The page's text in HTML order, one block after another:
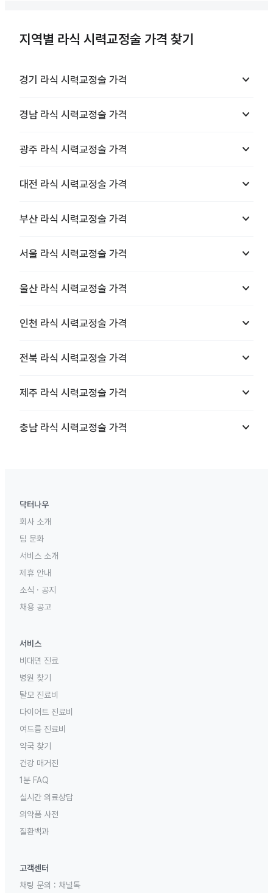
지역별 라식 시력교정술 가격 찾기
경기 라식 시력교정술 가격 keyboard_arrow_down
경남 라식 시력교정술 가격 keyboard_arrow_down
광주 라식 시력교정술 가격 keyboard_arrow_down
대전 라식 시력교정술 가격 keyboard_arrow_down
부산 라식 시력교정술 가격 keyboard_arrow_down
서울 라식 시력교정술 가격 keyboard_arrow_down
울산 라식 시력교정술 가격 keyboard_arrow_down
인천 라식 시력교정술 가격 keyboard_arrow_down
전북 라식 시력교정술 가격 keyboard_arrow_down
제주 라식 시력교정술 가격 keyboard_arrow_down
충남 라식 시력교정술 가격 keyboard_arrow_down
닥터나우
회사 소개
팀 문화
서비스 소개
제휴 안내
소식 · 공지
채용 공고
서비스
비대면 진료
병원 찾기
탈모 진료비
다이어트 진료비
여드름 진료비
약국 찾기
건강 매거진
1분 FAQ
실시간 의료상담
의약품 사전
질환백과
고객센터
채팅 문의 : 채널톡